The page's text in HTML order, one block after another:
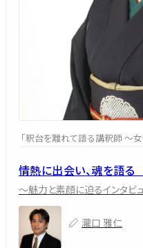
「釈台を離れて語る講釈師 ～
情熱に出会い、魂を語る
～魅力と素顔に迫るインタビ
瀧口 雅仁